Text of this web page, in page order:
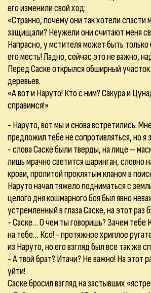
его изменили свой ход:
«Странно, почему они так хотели спасти
защищали? Неужели они считают меня
Напрасно, у мстителя может быть
его месть! Ладно, сейчас это не важно,
Перед Саске открылся обширный участок
деревьев.
«А вот и Наруто! Кто с ним? Сакура и
справимся!»
- Наруто, вот мы и снова встретились.
предложил тебе не сопротивляться, но я
- слова Саске были тверды, на лице –
лишь мрачно светится шаринган, словно
крови, пролитой проклятым кланом в
Наруто начал тяжело подниматься с
целого дня кошмарного боя был явно
устремленный в глаза Саске, на этот раз
- Саске… О чем ты говоришь? Зачем
на тебе… Ксо! - протяжное хриплое
из Наруто, но его взгляд был все так же
- А твой брат? Итачи? Не важно! На этот
уйти!
Саске бросил взгляд на застывших